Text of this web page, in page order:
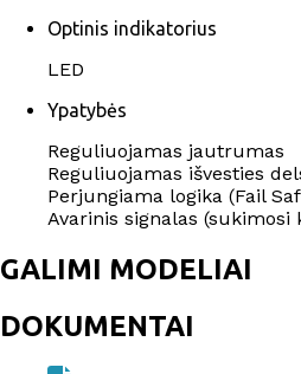
Optinis indikatorius
LED
Ypatybės
Reguliuojamas jautrumas
Reguliuojamas išvesties
Perjungiama logika (Fail
Avarinis signalas (sukimosi
GALIMI MODELIAI
DOKUMENTAI